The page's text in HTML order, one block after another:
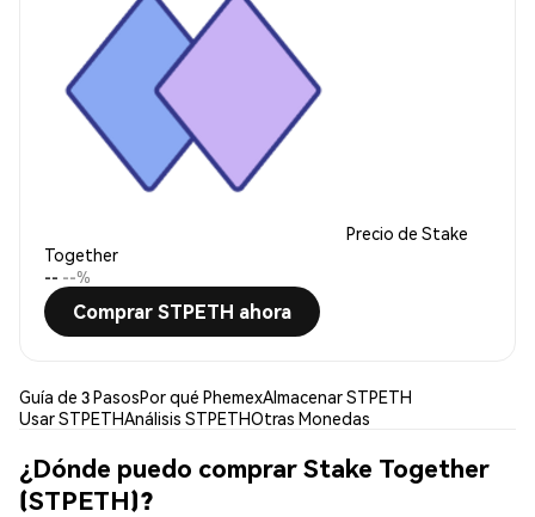
Precio de Stake
Together
-- --%
Comprar STPETH ahora
Guía de 3 PasosPor qué PhemexAlmacenar STPETH
Usar STPETHAnálisis STPETHOtras Monedas
¿Dónde puedo comprar Stake Together
(STPETH)?